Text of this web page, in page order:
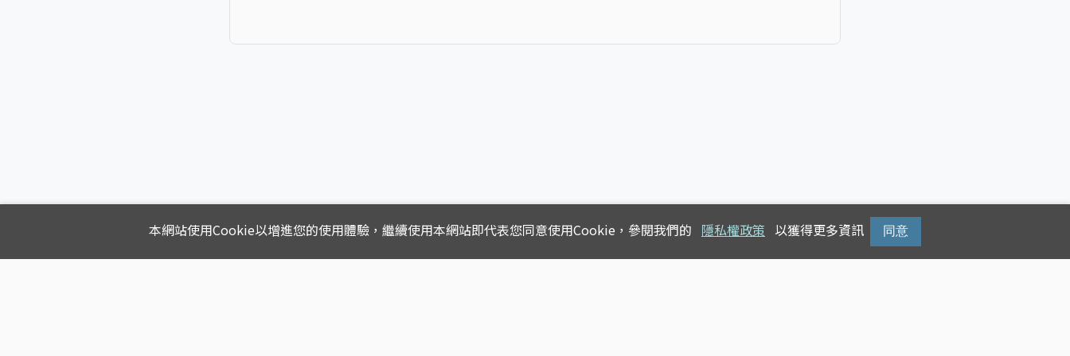
本網站使用Cookie以增進您的使用體驗， 繼續使用本網站即代表您同意使用Cookie，參閱我們的 隱私權政策 以獲得更多資訊 同意